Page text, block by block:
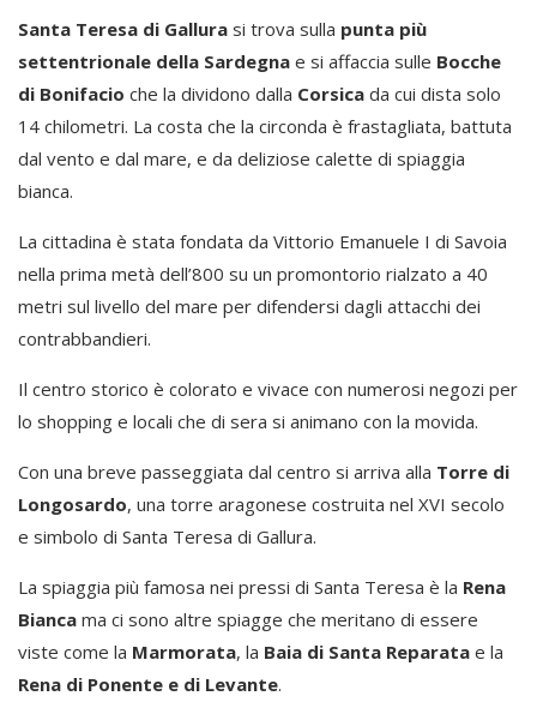
Santa Teresa di Gallura si trova sulla punta più
settentrionale della Sardegna e si affaccia sulle Bocche
di Bonifacio che la dividono dalla Corsica da cui dista solo
14 chilometri. La costa che la circonda è frastagliata, battuta
dal vento e dal mare, e da deliziose calette di spiaggia
bianca.
La cittadina è stata fondata da Vittorio Emanuele I di Savoia
nella prima metà dell’800 su un promontorio rialzato a 40
metri sul livello del mare per difendersi dagli attacchi dei
contrabbandieri.
Il centro storico è colorato e vivace con numerosi negozi per
lo shopping e locali che di sera si animano con la movida.
Con una breve passeggiata dal centro si arriva alla Torre di
Longosardo, una torre aragonese costruita nel XVI secolo
e simbolo di Santa Teresa di Gallura.
La spiaggia più famosa nei pressi di Santa Teresa è la Rena
Bianca ma ci sono altre spiagge che meritano di essere
viste come la Marmorata, la Baia di Santa Reparata e la
Rena di Ponente e di Levante.